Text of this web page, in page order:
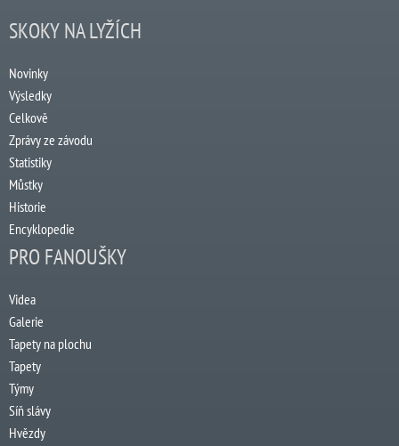
SKOKY NA LYŽÍCH
Novinky
Výsledky
Celkově
Zprávy ze závodu
Statistiky
Můstky
Historie
Encyklopedie
PRO FANOUŠKY
Videa
Galerie
Tapety na plochu
Tapety
Týmy
Síň slávy
Hvězdy